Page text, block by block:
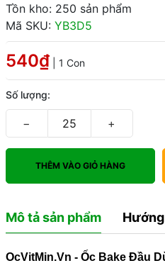
Tồn kho: 250 sản phẩm
Mã SKU: YB3D5
540₫ | 1 Con
Số lượng:
− +
THÊM VÀO GIỎ HÀNG
Mô tả sản phẩm
OcVitMin.Vn - Ốc Bake Đầu